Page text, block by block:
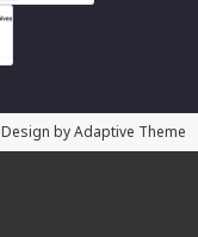
Design by Adaptive Theme